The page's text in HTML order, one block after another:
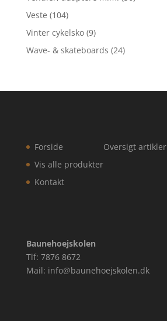
Veste (104)
Vinter cykelsko (9)
Wave- & skateboards (24)
Forside
Vis alle produkter
Kontakt
Oversigt artikler
Baunehoejskolen
Tlf: 7876 8672
Mail: info@baunehoejskolen.dk